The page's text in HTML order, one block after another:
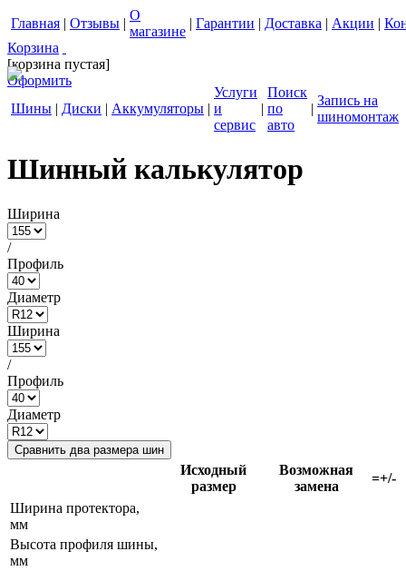
Главная | Отзывы |
О
магазине
| Гарантии | Доставка | Акции |
Корзина
[корзина пустая]
Оформить
Шины | Диски | Аккумуляторы |
Услуги
и
сервис
|
Поиск
по
авто
|
Запись на
шиномонтаж
Шинный калькулятор
Ширина
/
Профиль
Диаметр
Ширина
/
Профиль
Диаметр
Сравнить два размера шин
Исходный
размер
Возможная
замена
=+/-
Ширина протектора,
мм
Высота профиля шины,
мм